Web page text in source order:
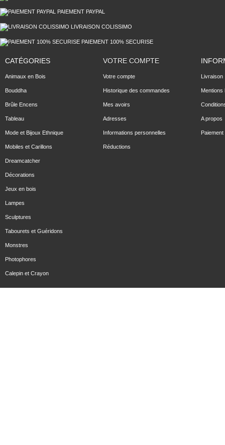
PAIEMENT PAYPAL
LIVRAISON COLISSIMO
PAIEMENT 100% SECURISE
CATÉGORIES
Animaux en Bois
Bouddha
Brûle Encens
Tableau
Mode et Bijoux Ethnique
Mobiles et Carillons
Dreamcatcher
Décorations
Jeux en bois
Lampes
Sculptures
Tabourets et Guéridons
Monstres
Photophores
Calepin et Crayon
VOTRE COMPTE
Votre compte
Historique des commandes
Mes avoirs
Adresses
Informations personnelles
Réductions
Livraison
Mentions
A propos